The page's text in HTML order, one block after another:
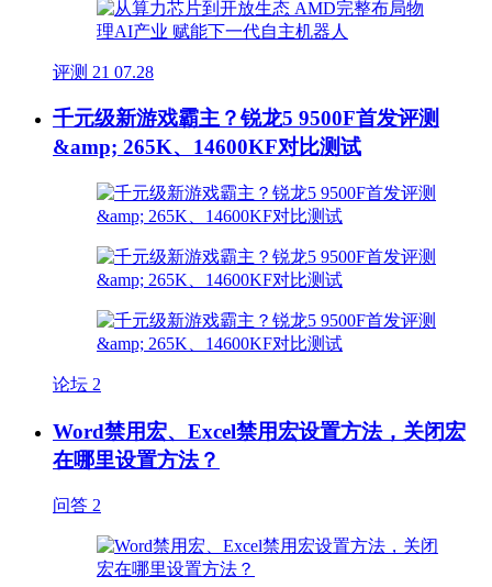
评测 21 07.28
千元级新游戏霸主？锐龙5 9500F首发评测
&amp; 265K、14600KF对比测试
论坛 2
Word禁用宏、Excel禁用宏设置方法，关闭宏
在哪里设置方法？
问答 2